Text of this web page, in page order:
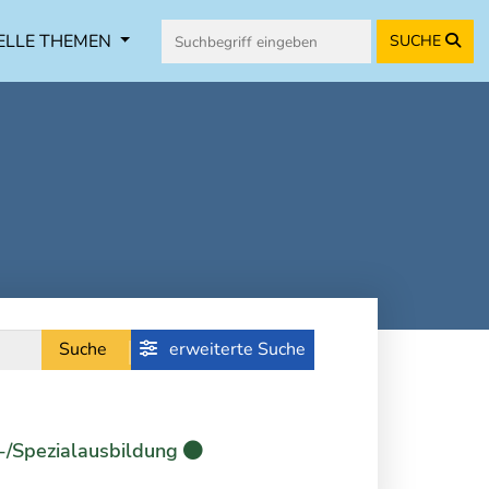
THEMEN SUCHE
Suche erweiterte Suche
Spezialausbildung